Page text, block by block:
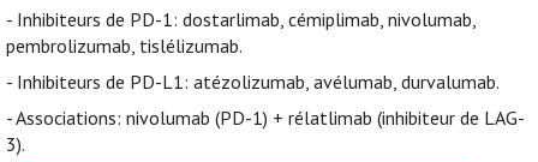
- Inhibiteurs de PD-1: dostarlimab, cémiplimab, nivolumab,
pembrolizumab, tislélizumab.
- Inhibiteurs de PD-L1: atézolizumab, avélumab, durvalumab.
- Associations: nivolumab (PD-1) + rélatlimab (inhibiteur de LAG-
3).